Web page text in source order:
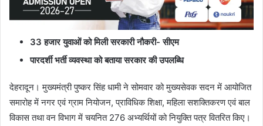
33 हजार युवाओं को मिली सरकारी नौकरी- सीएम
पारदर्शी भर्ती व्यवस्था को बताया सरकार की उपलब्धि
देहरादून। मुख्यमंत्री पुष्कर सिंह धामी ने सोमवार को मुख्यसेवक सदन में आयोजित
समारोह में नगर एवं ग्राम नियोजन, प्राविधिक शिक्षा, महिला सशक्तिकरण एवं बाल
विकास तथा वन विभाग में चयनित 276 अभ्यर्थियों को नियुक्ति पत्र वितरित किए।